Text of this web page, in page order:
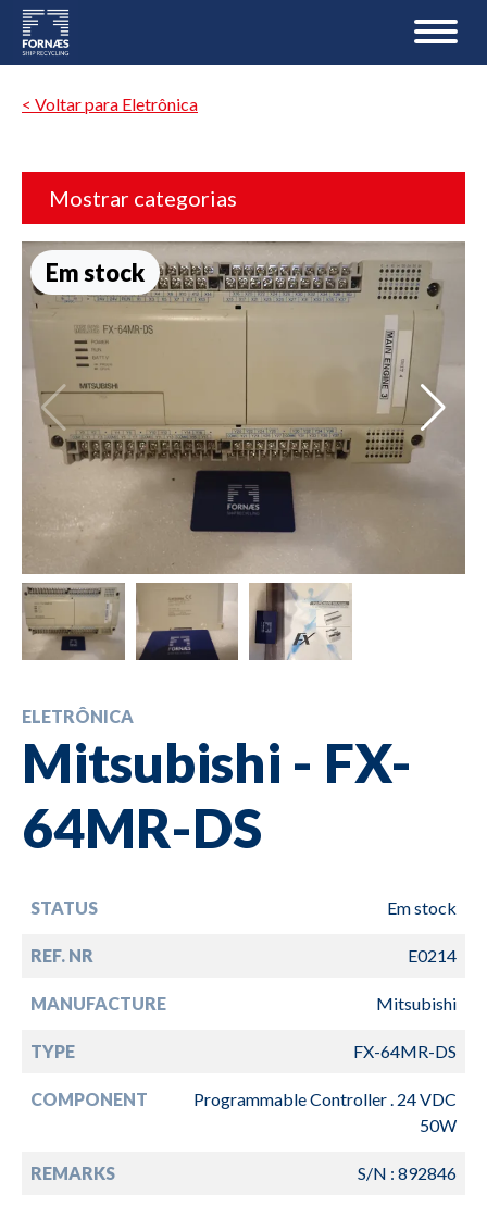
< Voltar para Eletrônica
Mostrar categorias
Em stock
ELETRÔNICA
Mitsubishi - FX-
64MR-DS
STATUS Em stock
REF. NR E0214
MANUFACTURE Mitsubishi
TYPE FX-64MR-DS
COMPONENT
Programmable Controller . 24 VDC
50W
REMARKS S/N : 892846